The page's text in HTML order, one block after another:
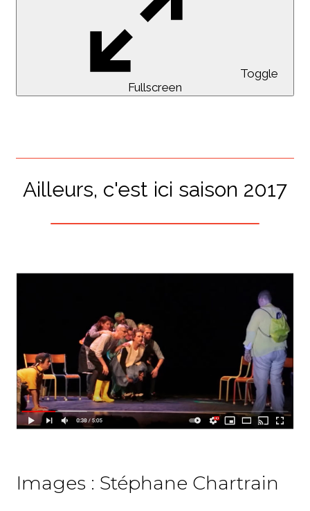
Toggle
Fullscreen
Ailleurs, c'est ici saison 2017
Images : Stéphane Chartrain